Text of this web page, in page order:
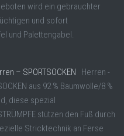
wird ein gebrauchter
und sofort
und Palettengabel.
– SPORTSOCKEN
Herren -
aus 92 % Baumwolle/8 %
diese spezial
stützen den Fuß durch
Stricktechnik an Ferse